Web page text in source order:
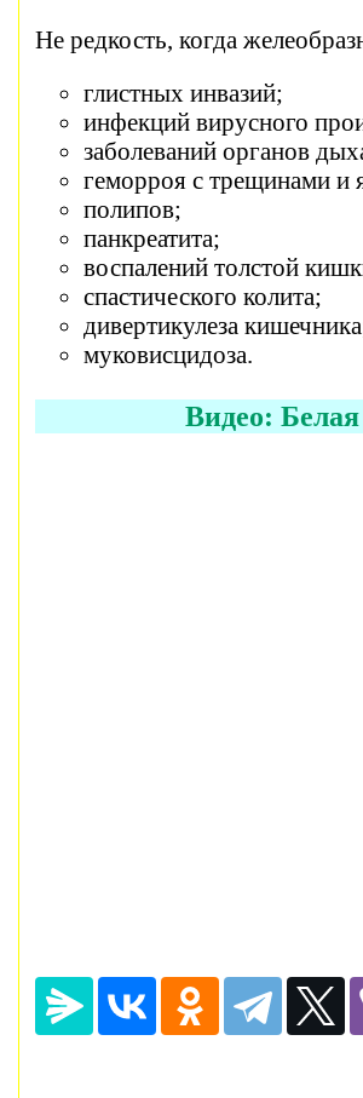
Не редкость, когда
глистных инвазий;
инфекций вирусного
заболеваний органов
геморроя с трещинами и
полипов;
панкреатита;
воспалений толстой
спастического колита;
дивертикулеза
муковисцидоза.
Видео: Белая